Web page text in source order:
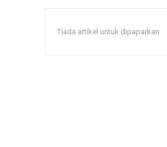
Tiada artikel untuk dipaparkan